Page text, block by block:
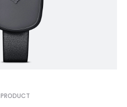
PRODUCT